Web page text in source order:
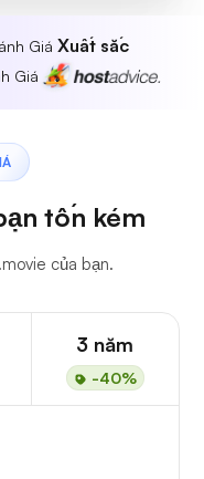
Giá Xuất sắc
Giá
tốn kém
của bạn.
3 năm
-40%